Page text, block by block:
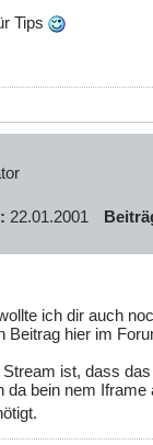
Tips
22.01.2001
ich dir auch
Beitrag hier im
ist, dass
da bein nem Iframe